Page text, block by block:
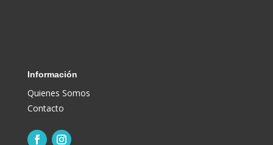
Información
Quienes Somos
Contacto